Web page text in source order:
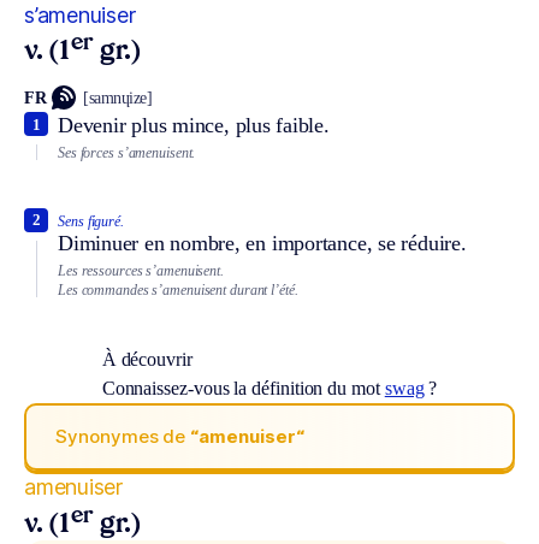
s’amenuiser
v. (1er gr.)
FR [samnɥize]
Devenir plus mince, plus faible.
1
Ses forces s’amenuisent.
Sens figuré.
Diminuer en nombre, en importance, se réduire.
2
Les ressources s’amenuisent.
Les commandes s’amenuisent durant l’été.
À découvrir
Connaissez-vous la définition du mot swag?
Synonymes de “amenuiser“
amenuiser
v. (1er gr.)